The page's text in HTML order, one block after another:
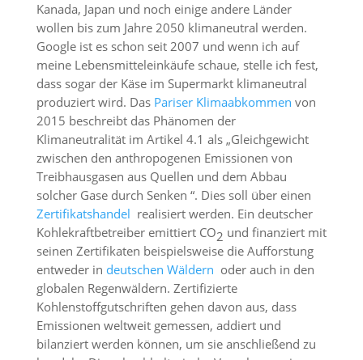
Kanada, Japan und noch einige andere Länder
wollen bis zum Jahre 2050 klimaneutral werden.
Google ist es schon seit 2007 und wenn ich auf
meine Lebensmitteleinkäufe schaue, stelle ich fest,
dass sogar der Käse im Supermarkt klimaneutral
produziert wird. DasPariser Klimaabkommen von
2015 beschreibt das Phänomen der
Klimaneutralität im Artikel 4.1 als „Gleichgewicht
zwischen den anthropogenen Emissionen von
Treibhausgasen aus Quellen und dem Abbau
solcher Gase durch Senken “. Dies soll über einen
Zertifikatshandel realisiert werden. Ein deutscher
Kohlekraftbetreiber emittiert CO2 und finanziert mit
seinen Zertifikaten beispielsweise die Aufforstung
entweder in deutschen Wäldern oder auch in den
globalen Regenwäldern. Zertifizierte
Kohlenstoffgutschriften gehen davon aus, dass
Emissionen weltweit gemessen, addiert und
bilanziert werden können, um sie anschließend zu